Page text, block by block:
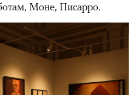
Моне, Писарро.